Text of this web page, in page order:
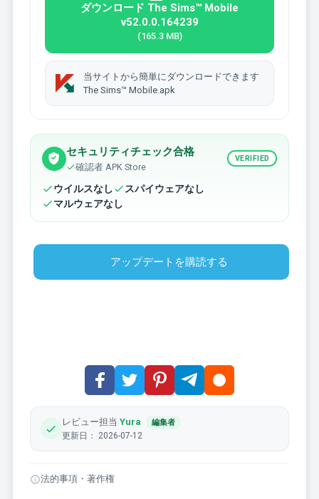
ダウンロード The Sims™ Mobile
v52.0.0.164239
(165.3 MB)
当サイトから簡単にダウンロードできます
The Sims™ Mobile.apk
セキュリティチェック合格
確認者 APK Store
VERIFIED
ウイルスなし
スパイウェアなし
マルウェアなし
アップデートを購読する
レビュー担当 Yura 編集者
更新日： 2026-07-12
法的事項・著作権